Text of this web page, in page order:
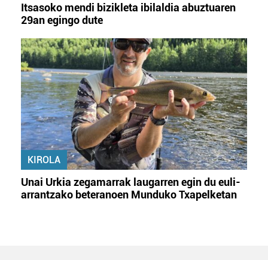
Itsasoko mendi bizikleta ibilaldia abuztuaren
29an egingo dute
KIROLA
Unai Urkia zegamarrak laugarren egin du euli-
arrantzako beteranoen Munduko Txapelketan